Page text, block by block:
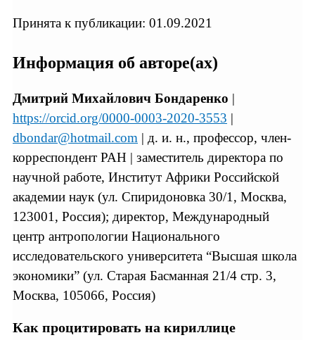
Принята к публикации: 01.09.2021
Информация об авторе(ах)
Дмитрий Михайлович Бондаренко |
https://orcid.org/0000-0003-2020-3553 |
dbondar@hotmail.com | д. и. н., профессор, член-
корреспондент РАН | заместитель директора по
научной работе, Институт Африки Российской
академии наук (ул. Спиридоновка 30/1, Москва,
123001, Россия); директор, Международный
центр антропологии Национального
исследовательского университета “Высшая школа
экономики” (ул. Старая Басманная 21/4 стр. 3,
Москва, 105066, Россия)
Как процитировать на кириллице